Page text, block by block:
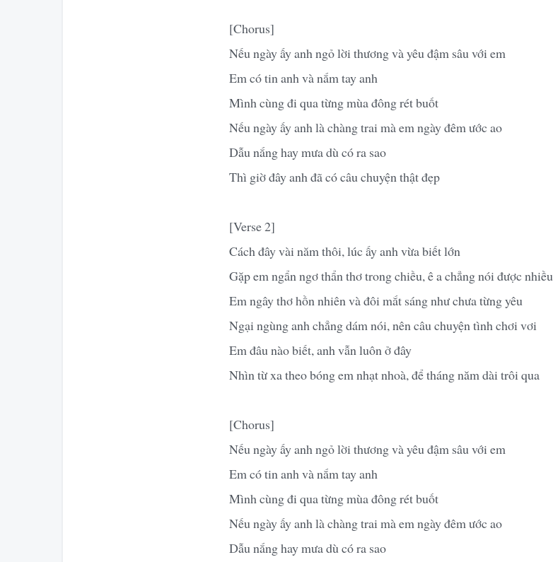
[Chorus]
Nếu ngày ấy anh ngỏ lời thương và yêu đậm sâu với em
Em có tin anh và nắm tay anh
Mình cùng đi qua từng mùa đông rét buốt
Nếu ngày ấy anh là chàng trai mà em ngày đêm ước ao
Dẫu nắng hay mưa dù có ra sao
Thì giờ đây anh đã có câu chuyện thật đẹp
[Verse 2]
Cách đây vài năm thôi, lúc ấy anh vừa biết lớn
Gặp em ngẩn ngơ thẩn thơ trong chiều, ê a chẳng nói được nhiều
Em ngây thơ hồn nhiên và đôi mắt sáng như chưa từng yêu
Ngại ngùng anh chẳng dám nói, nên câu chuyện tình chơi vơi
Em đâu nào biết, anh vẫn luôn ở đây
Nhìn từ xa theo bóng em nhạt nhoà, để tháng năm dài trôi qua
[Chorus]
Nếu ngày ấy anh ngỏ lời thương và yêu đậm sâu với em
Em có tin anh và nắm tay anh
Mình cùng đi qua từng mùa đông rét buốt
Nếu ngày ấy anh là chàng trai mà em ngày đêm ước ao
Dẫu nắng hay mưa dù có ra sao